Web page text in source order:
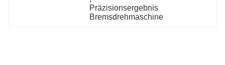
Präzisionsergebnis
Bremsdrehmaschine